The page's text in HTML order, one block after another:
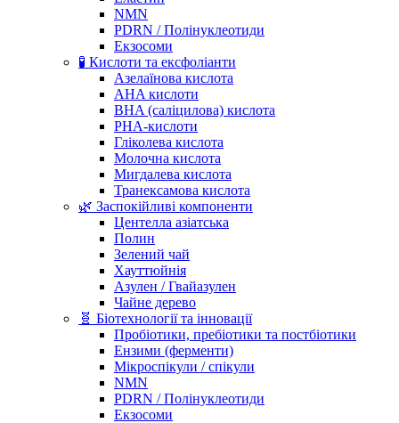
NMN
PDRN / Полінуклеотиди
Екзосоми
🧪 Кислоти та ексфоліанти
Азелаїнова кислота
AHA кислоти
BHA (саліцилова) кислота
PHA-кислоти
Гліколева кислота
Молочна кислота
Мигдалева кислота
Транексамова кислота
🌿 Заспокійливі компоненти
Центелла азіатська
Полин
Зелений чай
Хауттюйнія
Азулен / Гвайазулен
Чайне дерево
🧬 Біотехнології та інновації
Пробіотики, пребіотики та постбіотики
Ензими (ферменти)
Мікроспікули / спікули
NMN
PDRN / Полінуклеотиди
Екзосоми